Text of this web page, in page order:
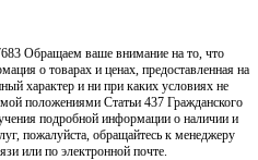
ваше внимание на то, что
о товарах и ценах, предоставленная на
характер и ни при каких условиях не
положениями Статьи 437 Гражданского
подробной информации о наличии и
пожалуйста, обращайтесь к менеджеру
или по электронной почте.